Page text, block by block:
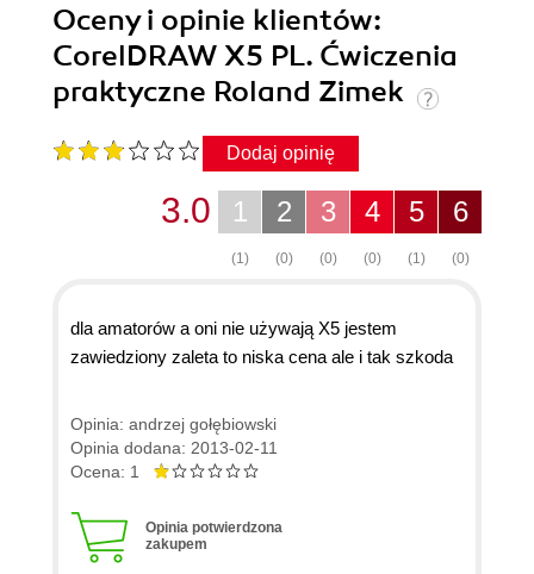
Oceny i opinie klientów:
CorelDRAW X5 PL. Ćwiczenia
praktyczne Roland Zimek
Dodaj opinię
6
(0)
5
(1)
4
(0)
3
(0)
2
(0)
1
(1)
3.0
dla amatorów a oni nie używają X5 jestem
zawiedziony zaleta to niska cena ale i tak szkoda
Opinia: andrzej gołębiowski
Opinia dodana: 2013-02-11
Ocena: 1
Opinia potwierdzona
zakupem